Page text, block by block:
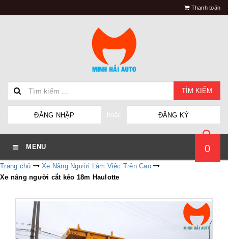
Thanh toán
TÌM KIẾM
ĐĂNG NHẬP hoặc ĐĂNG KÝ
MENU 0
Trang chủ
Xe Nâng Người Làm Việc Trên Cao
Xe nâng người cắt kéo 18m Haulotte